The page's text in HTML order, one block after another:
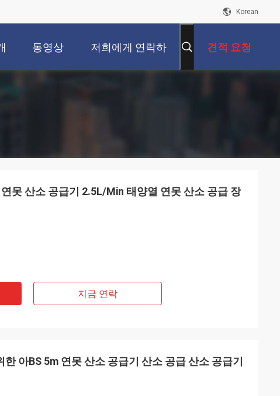
Korean
동영상 저희에게 연락하 견적 요청
못 산소 공급기 2.5L/Min 태양열 연못 산소 공급 장
지금 연락
아BS 5m 연못 산소 공급기 산소 공급 산소 공급기